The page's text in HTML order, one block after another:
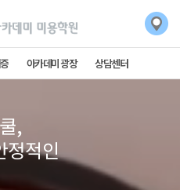
아카데미 광장 상담센터
,
정적인